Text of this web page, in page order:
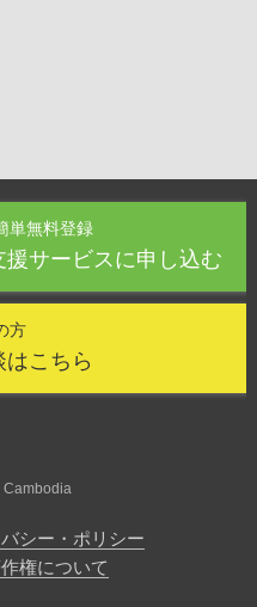
単無料登録
援サービスに申し込む
方
はこちら
Cambodia
シー・ポリシー
権について